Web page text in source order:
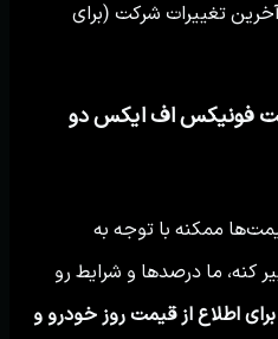
تغییرات شرکت (برای
فونیکس اف ایکس دو
ممکنه با توجه به
کنه، ما درصدها و شرایط رو
برای اطلاع از قیمت روز خودرو و